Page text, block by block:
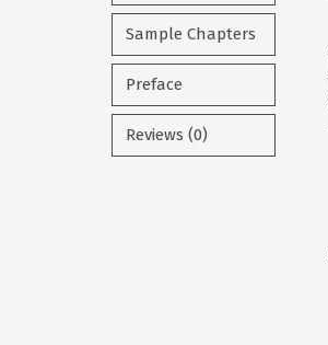
Sample Chapters
Preface
Reviews (0)